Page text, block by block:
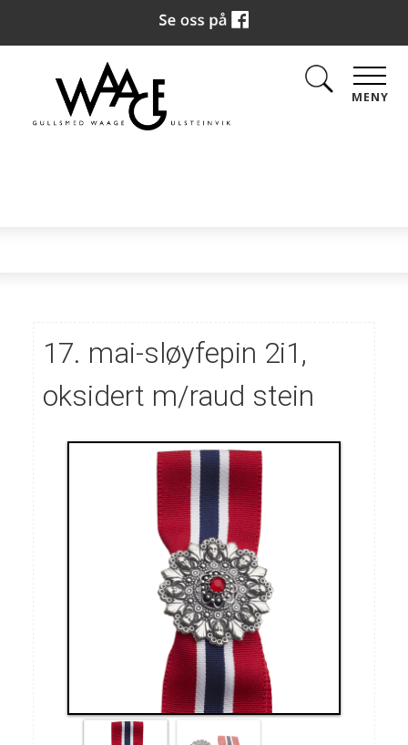
MENY
17. mai-sløyfepin 2i1,
oksidert m/raud stein